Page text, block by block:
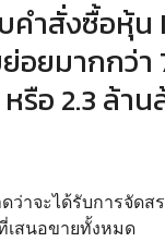
คำสั่งซื้อหุ้น
อยมากกว่า
รือ 2.3 ล้า
ว่าจะได้รับการจัดส
เสนอขายทั้งหมด